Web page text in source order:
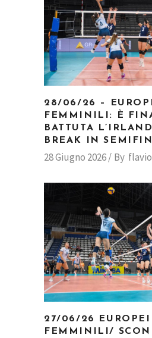
28/06/26 –
FEMMINILI: È
BATTUTA
BREAK IN
28 Giugno 2026 By
27/06/26 EUROPEI
FEMMINILI/